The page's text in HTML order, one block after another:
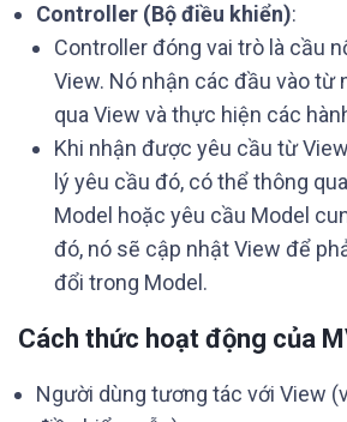
Controller (Bộ điều khiển):
Controller đóng vai trò là cầu
View. Nó nhận các đầu vào từ
qua View và thực hiện các
Khi nhận được yêu cầu từ
lý yêu cầu đó, có thể thông
Model hoặc yêu cầu Model
đó, nó sẽ cập nhật View để
đổi trong Model.
Cách thức hoạt động của
Người dùng tương tác với View